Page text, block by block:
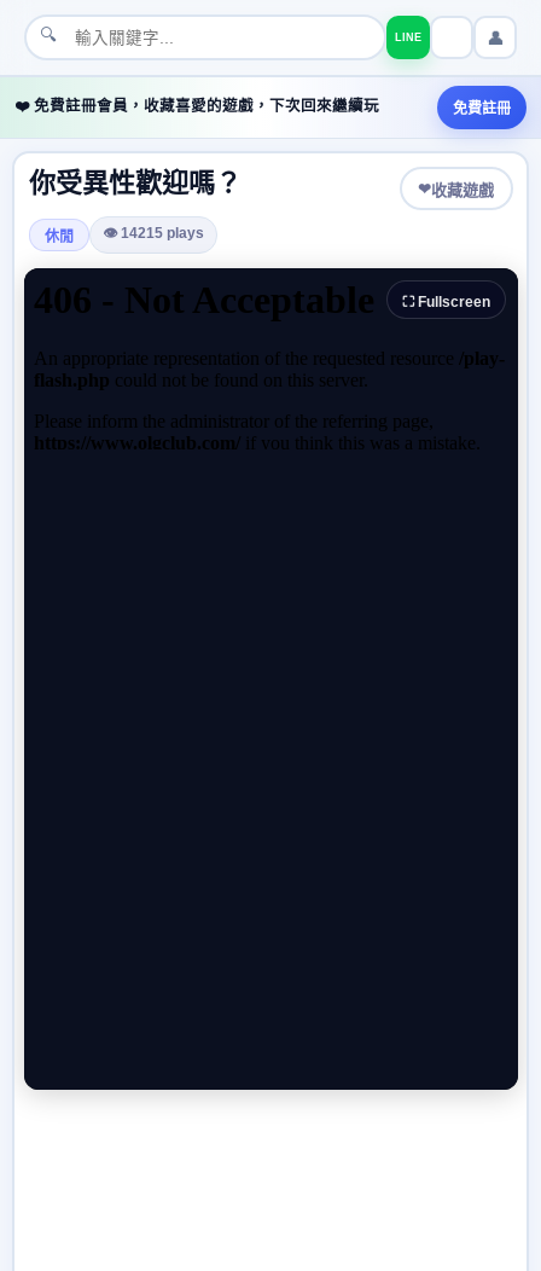
🔍 LINE 👤
❤️ 免費註冊會員，收藏喜愛的遊戲，下次回來繼續玩 免費註冊
你受異性歡迎嗎？ ❤收藏遊戲
休閒 👁 14215 plays
⛶ Fullscreen